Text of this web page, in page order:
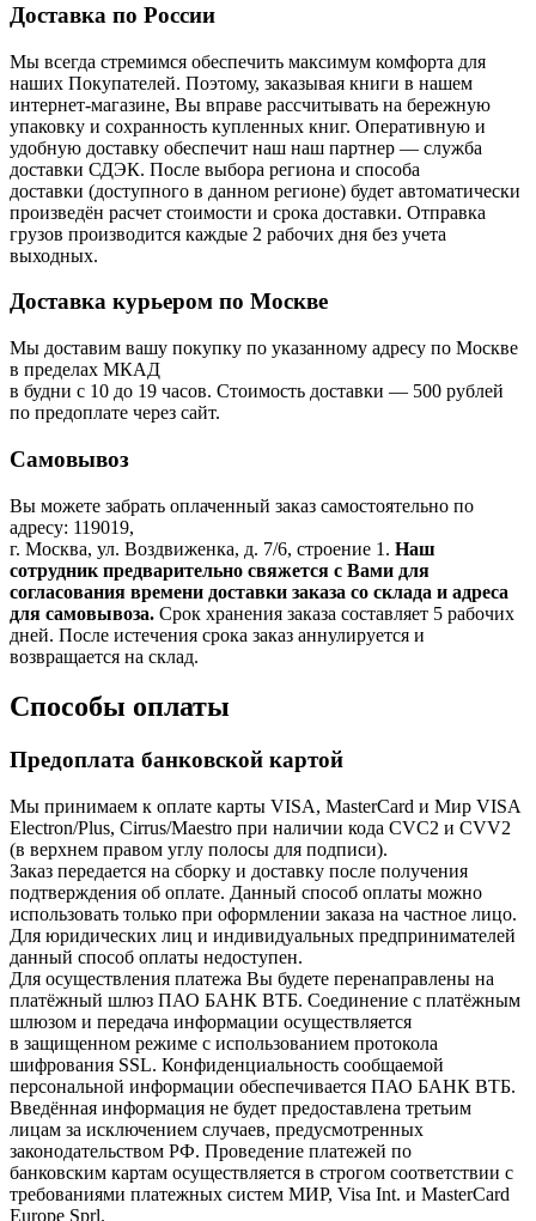
Доставка по России
Мы всегда стремимся обеспечить максимум комфорта для
наших Покупателей. Поэтому, заказывая книги в нашем
интернет-магазине, Вы вправе рассчитывать на бережную
упаковку и сохранность купленных книг. Оперативную и
удобную доставку обеспечит наш наш партнер — служба
доставки СДЭК. После выбора региона и способа
доставки (доступного в данном регионе) будет автоматически
произведён расчет стоимости и срока доставки. Отправка
грузов производится каждые 2 рабочих дня без учета
выходных.
Доставка курьером по Москве
Мы доставим вашу покупку по указанному адресу по Москве
в пределах МКАД
в будни с 10 до 19 часов. Стоимость доставки — 500 рублей
по предоплате через сайт.
Самовывоз
Вы можете забрать оплаченный заказ самостоятельно по
адресу: 119019,
г. Москва, ул. Воздвиженка, д. 7/6, строение 1. Наш
сотрудник предварительно свяжется с Вами для
согласования времени доставки заказа со склада и адреса
для самовывоза. Срок хранения заказа составляет 5 рабочих
дней. После истечения срока заказ аннулируется и
возвращается на склад.
Способы оплаты
Предоплата банковской картой
Мы принимаем к оплате карты VISA, MasterCard и Мир VISA
Electron/Plus, Cirrus/Maestro при наличии кода CVC2 и CVV2
(в верхнем правом углу полосы для подписи).
Заказ передается на сборку и доставку после получения
подтверждения об оплате. Данный способ оплаты можно
использовать только при оформлении заказа на частное лицо.
Для юридических лиц и индивидуальных предпринимателей
данный способ оплаты недоступен.
Для осуществления платежа Вы будете перенаправлены на
платёжный шлюз ПАО БАНК ВТБ. Соединение с платёжным
шлюзом и передача информации осуществляется
в защищенном режиме с использованием протокола
шифрования SSL. Конфиденциальность сообщаемой
персональной информации обеспечивается ПАО БАНК ВТБ.
Введённая информация не будет предоставлена третьим
лицам за исключением случаев, предусмотренных
законодательством РФ. Проведение платежей по
банковским картам осуществляется в строгом соответствии с
требованиями платежных систем МИР, Visa Int. и MasterCard
Europe Sprl.